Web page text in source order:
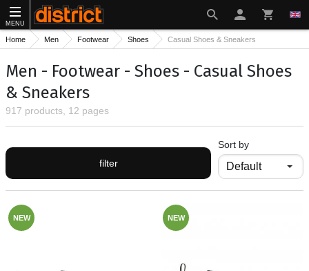
MENU
Home Men Footwear Shoes Casual Shoes & Sneakers
Men - Footwear - Shoes - Casual Shoes
& Sneakers
917 products, 12 pages
filter
Sort by
NEW NEW